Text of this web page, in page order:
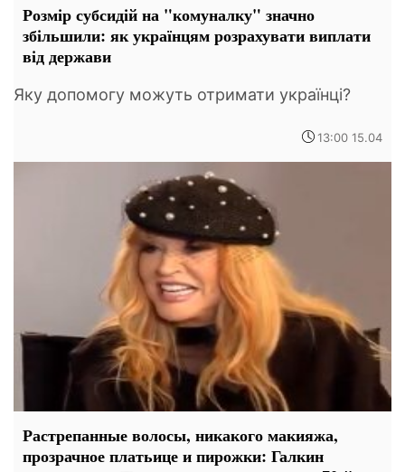
Розмір субсидій на "комуналку" значно
збільшили: як українцям розрахувати виплати
від держави
Яку допомогу можуть отримати українці?
13:00 15.04
Растрепанные волосы, никакого макияжа,
прозрачное платьице и пирожки: Галкин